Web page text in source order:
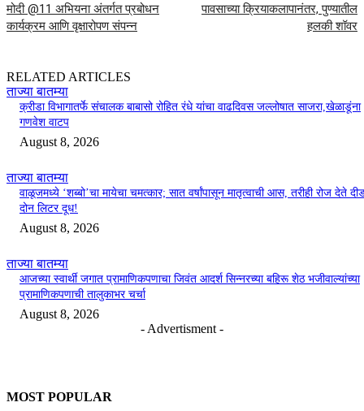
मोदी @11 अभियना अंतर्गत प्रबोधन
कार्यक्रम आणि वृक्षारोपण संपन्न
पावसाच्या क्रियाकलापानंतर, पुण्यातील
हलकी शॉवर
RELATED ARTICLES
ताज्या बातम्या
क्रीडा विभागातर्फे संचालक बाबासो रोहित रंधे यांचा वाढदिवस जल्लोषात साजरा,खेळाडूंना
गणवेश वाटप
August 8, 2026
ताज्या बातम्या
वाळूजमध्ये ‘शब्बो’चा मायेचा चमत्कार; सात वर्षांपासून मातृत्वाची आस, तरीही रोज देते
दोन लिटर दूध!
August 8, 2026
ताज्या बातम्या
आजच्या स्वार्थी जगात प्रामाणिकपणाचा जिवंत आदर्श सिन्नरच्या बहिरू शेठ भजीवाल्यांच्या
प्रामाणिकपणाची तालुकाभर चर्चा
August 8, 2026
- Advertisment -
MOST POPULAR